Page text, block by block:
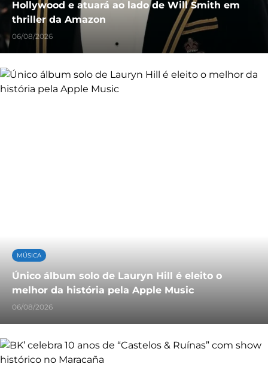
Hollywood e atuará ao lado de Will Smith em
thriller da Amazon
06/08/2026
MÚSICA
Único álbum solo de Lauryn Hill é eleito o
melhor da história pela Apple Music
06/08/2026